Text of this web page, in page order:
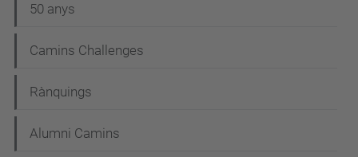
50 anys
Camins Challenges
Rànquings
Alumni Camins